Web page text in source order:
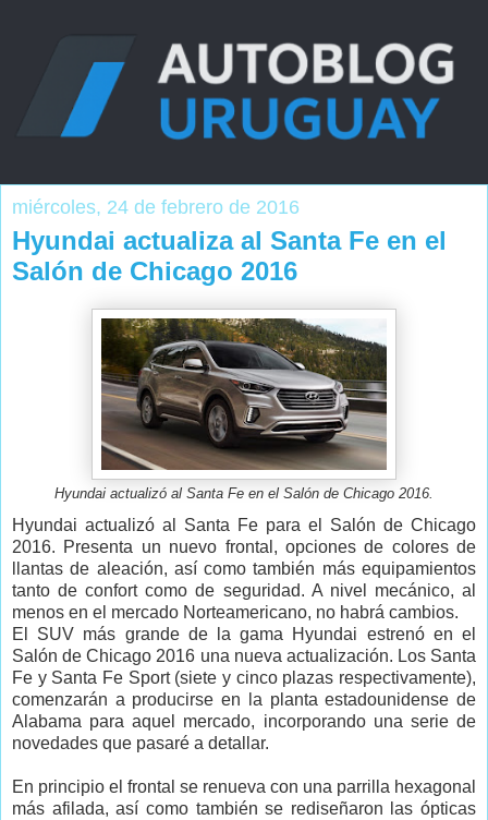
miércoles, 24 de febrero de 2016
Hyundai actualiza al Santa Fe en el
Salón de Chicago 2016
Hyundai actualizó al Santa Fe en el Salón de Chicago 2016.
Hyundai actualizó al Santa Fe para el Salón de Chicago
2016. Presenta un nuevo frontal, opciones de colores de
llantas de aleación, así como también más equipamientos
tanto de confort como de seguridad. A nivel mecánico, al
menos en el mercado Norteamericano, no habrá cambios.
El SUV más grande de la gama Hyundai estrenó en el
Salón de Chicago 2016 una nueva actualización. Los Santa
Fe y Santa Fe Sport (siete y cinco plazas respectivamente),
comenzarán a producirse en la planta estadounidense de
Alabama para aquel mercado, incorporando una serie de
novedades que pasaré a detallar.
En principio el frontal se renueva con una parrilla hexagonal
más afilada, así como también se rediseñaron las ópticas